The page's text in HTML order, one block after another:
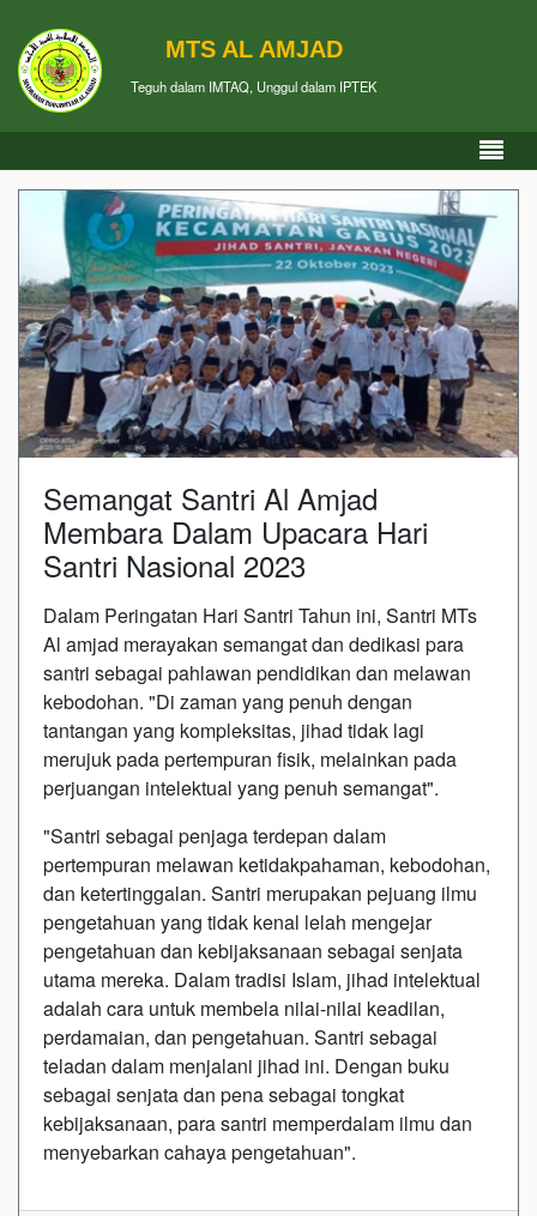
MTS AL AMJAD
Teguh dalam IMTAQ, Unggul dalam IPTEK
Semangat Santri Al Amjad
Membara Dalam Upacara Hari
Santri Nasional 2023
Dalam Peringatan Hari Santri Tahun ini, Santri MTs
Al amjad merayakan semangat dan dedikasi para
santri sebagai pahlawan pendidikan dan melawan
kebodohan. "Di zaman yang penuh dengan
tantangan yang kompleksitas, jihad tidak lagi
merujuk pada pertempuran fisik, melainkan pada
perjuangan intelektual yang penuh semangat".
"Santri sebagai penjaga terdepan dalam
pertempuran melawan ketidakpahaman, kebodohan,
dan ketertinggalan. Santri merupakan pejuang ilmu
pengetahuan yang tidak kenal lelah mengejar
pengetahuan dan kebijaksanaan sebagai senjata
utama mereka. Dalam tradisi Islam, jihad intelektual
adalah cara untuk membela nilai-nilai keadilan,
perdamaian, dan pengetahuan. Santri sebagai
teladan dalam menjalani jihad ini. Dengan buku
sebagai senjata dan pena sebagai tongkat
kebijaksanaan, para santri memperdalam ilmu dan
menyebarkan cahaya pengetahuan".